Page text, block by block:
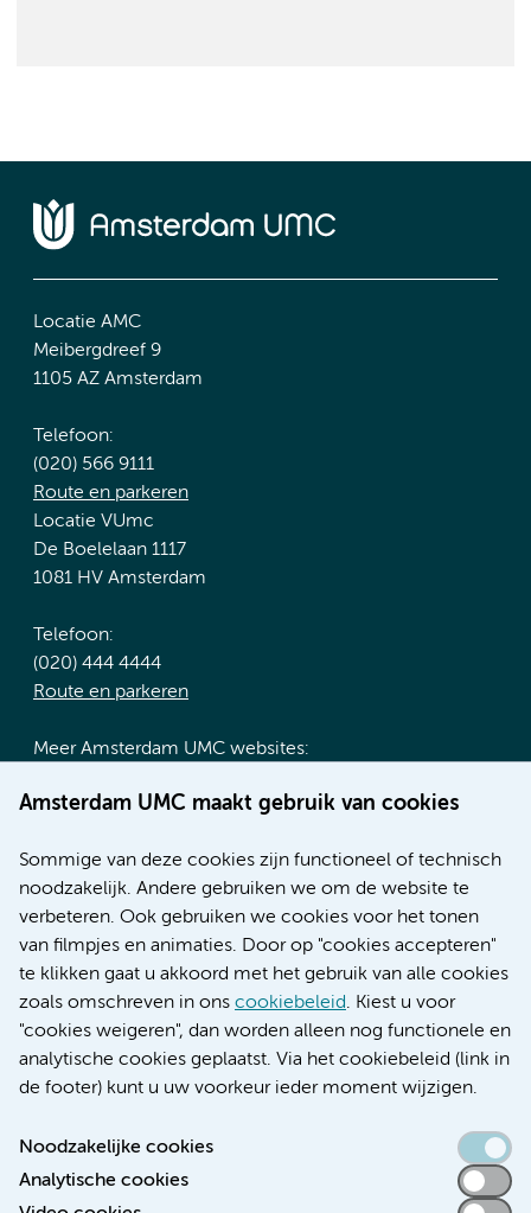
Amsterdam UMC maakt gebruik van cookies
Sommige van deze cookies zijn functioneel of technisch
noodzakelijk. Andere gebruiken we om de website te
verbeteren. Ook gebruiken we cookies voor het tonen
van filmpjes en animaties. Door op "cookies accepteren"
te klikken gaat u akkoord met het gebruik van alle cookies
zoals omschreven in ons cookiebeleid. Kiest u voor
"cookies weigeren", dan worden alleen nog functionele en
analytische cookies geplaatst. Via het cookiebeleid (link in
de footer) kunt u uw voorkeur ieder moment wijzigen.
Noodzakelijke cookies
Analytische cookies
Locatie AMC
Meibergdreef 9
1105 AZ Amsterdam
Telefoon:
(020) 566 9111
Route en parkeren
Locatie VUmc
De Boelelaan 1117
1081 HV Amsterdam
Telefoon:
(020) 444 4444
Route en parkeren
Meer Amsterdam UMC websites:
Werken bij Amsterdam UMC
Nieuws
Research
Educatie locatie AMC
Educatie locatie VUmc
Verwijzen & diagnostiek
Toegankelijkheidsverklaring